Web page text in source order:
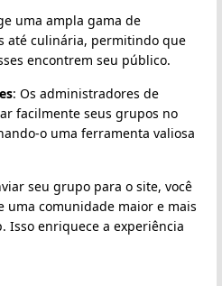
uma ampla gama de
até culinária, permitindo que
encontrem seu público.
: Os administradores de
facilmente seus grupos no
o uma ferramenta valiosa
seu grupo para o site, você
uma comunidade maior e mais
Isso enriquece a experiência